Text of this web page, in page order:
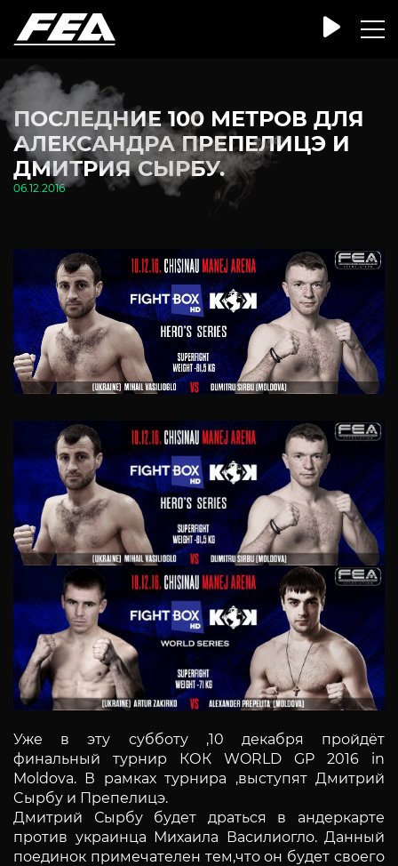
ПОСЛЕДНИЕ 100 МЕТРОВ ДЛЯ
АЛЕКСАНДРА ПРЕПЕЛИЦЭ И
ДМИТРИЯ СЫРБУ.
06.12.2016
Уже в эту субботу ,10 декабря пройдёт
финальный турнир КОК WORLD GP 2016 in
Moldova. В рамках турнира ,выступят Дмитрий
Cырбу и Препелицэ.
Дмитрий Сырбу будет драться в андеркарте
против украинца Михаила Василиогло. Данный
поединок примечателен тем,что он будет своего